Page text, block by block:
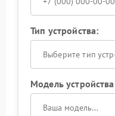
Тип устройства:
Выберите тип
Модель